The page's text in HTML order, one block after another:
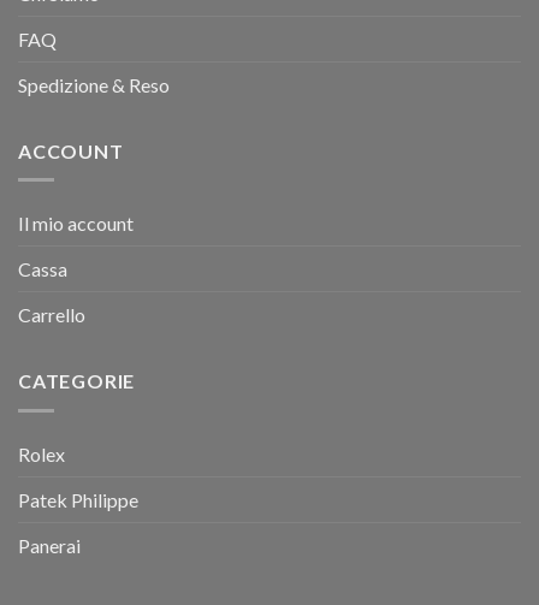
FAQ
Spedizione & Reso
ACCOUNT
Il mio account
Cassa
Carrello
CATEGORIE
Rolex
Patek Philippe
Panerai